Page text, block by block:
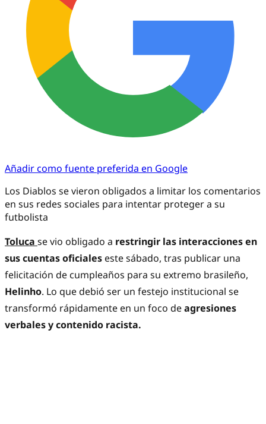
Añadir como fuente preferida en Google
Los Diablos se vieron obligados a limitar los comentarios
en sus redes sociales para intentar proteger a su
futbolista
Toluca se vio obligado a restringir las interacciones en
sus cuentas oficiales este sábado, tras publicar una
felicitación de cumpleaños para su extremo brasileño,
Helinho. Lo que debió ser un festejo institucional se
transformó rápidamente en un foco deagresiones
verbales y contenido racista.